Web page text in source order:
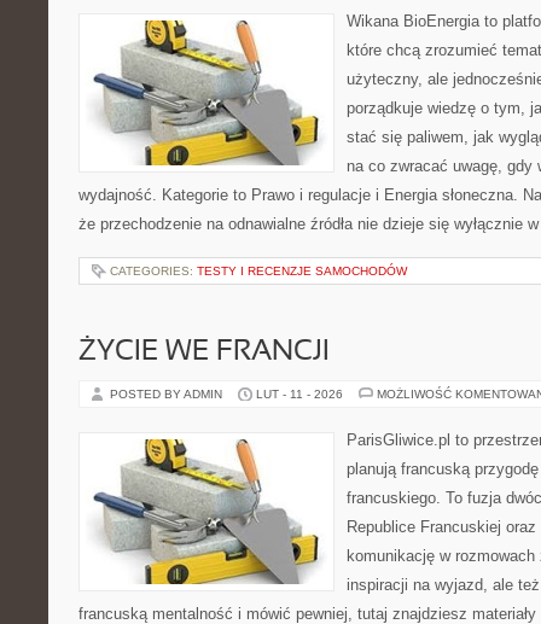
Wikana BioEnergia to
które chcą zrozumieć
użyteczny, ale
porządkuje wiedzę o tym,
stać się paliwem, jak
na co zwracać uwagę, gdy
wydajność. Kategorie to Prawo i regulacje i Energia słoneczna.
że przechodzenie na odnawialne źródła nie dzieje się wyłącznie
CATEGORIES: TESTY I RECENZJE SAMOCHODÓW
ŻYCIE WE FRANCJI
POSTED BY ADMIN LUT - 11 - 2026 MOŻLIWOŚĆ
ParisGliwice.pl to
planują francuską
francuskiego. To fuzja
Republice Francuskiej
komunikację w
inspiracji na wyjazd, ale
francuską mentalność i mówić pewniej, tutaj znajdziesz materiały